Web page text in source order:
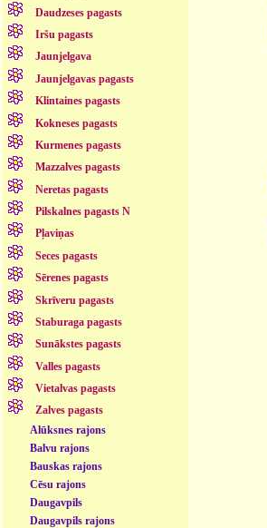
Daudzeses pagasts
Iršu pagasts
Jaunjelgava
Jaunjelgavas pagasts
Klintaines pagasts
Kokneses pagasts
Kurmenes pagasts
Mazzalves pagasts
Neretas pagasts
Pilskalnes pagasts N
Pļaviņas
Seces pagasts
Sērenes pagasts
Skrīveru pagasts
Staburaga pagasts
Sunākstes pagasts
Valles pagasts
Vietalvas pagasts
Zalves pagasts
Alūksnes rajons
Balvu rajons
Bauskas rajons
Cēsu rajons
Daugavpils
Daugavpils rajons